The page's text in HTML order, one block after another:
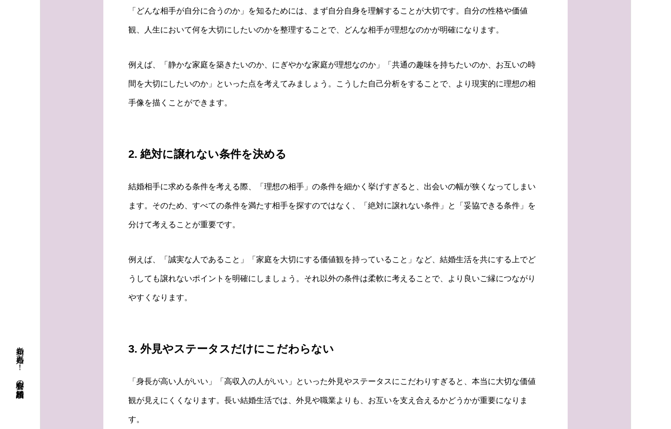
初婚も再婚も！ 安心料金の結婚相談所
「どんな相手が自分に合うのか」を知るためには、まず自分自身を理解することが大切です。自分の性格や価値
観、人生において何を大切にしたいのかを整理することで、どんな相手が理想なのかが明確になります。
例えば、「静かな家庭を築きたいのか、にぎやかな家庭が理想なのか」「共通の趣味を持ちたいのか、お互いの時
間を大切にしたいのか」といった点を考えてみましょう。こうした自己分析をすることで、より現実的に理想の相
手像を描くことができます。
2. 絶対に譲れない条件を決める
結婚相手に求める条件を考える際、「理想の相手」の条件を細かく挙げすぎると、出会いの幅が狭くなってしまい
ます。そのため、すべての条件を満たす相手を探すのではなく、「絶対に譲れない条件」と「妥協できる条件」を
分けて考えることが重要です。
例えば、「誠実な人であること」「家庭を大切にする価値観を持っていること」など、結婚生活を共にする上でど
うしても譲れないポイントを明確にしましょう。それ以外の条件は柔軟に考えることで、より良いご縁につながり
やすくなります。
3. 外見やステータスだけにこだわらない
「身長が高い人がいい」「高収入の人がいい」といった外見やステータスにこだわりすぎると、本当に大切な価値
観が見えにくくなります。長い結婚生活では、外見や職業よりも、お互いを支え合えるかどうかが重要になりま
す。